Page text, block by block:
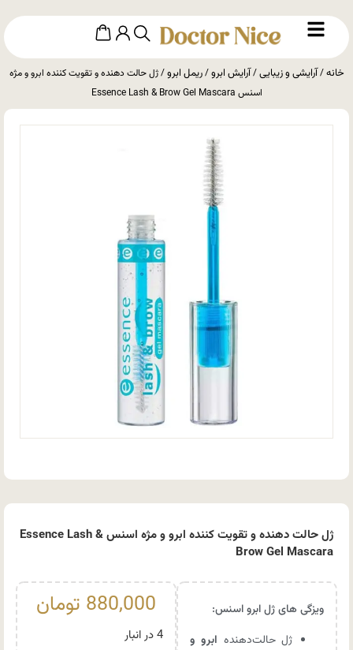
خانه/آرایشی و زیبایی/آرایش ابرو/ریمل ابرو/ ژل حالت دهنده و تقویت کننده ابرو و مژه
اسنس Essence Lash & Brow Gel Mascara
ژل حالت دهنده و تقویت کننده ابرو و مژه اسنس Essence Lash &
Brow Gel Mascara
ویزگی های ژل ابرو اسنس:
ژل حالت‌دهنده ابرو و
880,000 تومان
4 در انبار